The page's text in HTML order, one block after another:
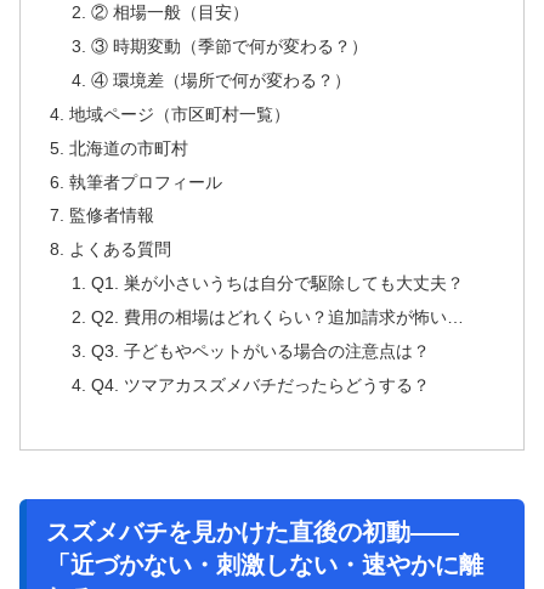
② 相場一般（目安）
③ 時期変動（季節で何が変わる？）
④ 環境差（場所で何が変わる？）
地域ページ（市区町村一覧）
北海道の市町村
執筆者プロフィール
監修者情報
よくある質問
Q1. 巣が小さいうちは自分で駆除しても大丈夫？
Q2. 費用の相場はどれくらい？追加請求が怖い…
Q3. 子どもやペットがいる場合の注意点は？
Q4. ツマアカスズメバチだったらどうする？
スズメバチを見かけた直後の初動——
「近づかない・刺激しない・速やかに離